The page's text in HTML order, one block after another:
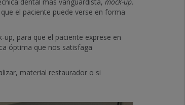
dental más vanguardista, mock-up.
el paciente puede verse en forma
para que el paciente exprese en
óptima que nos satisfaga
material restaurador o si